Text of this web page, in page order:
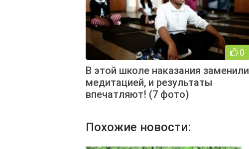
0
В этой школе наказания заменили
медитацией, и результаты
впечатляют! (7 фото)
Похожие новости: